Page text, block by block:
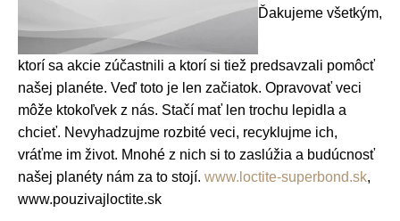
Ďakujeme všetkým,
ktorí sa akcie zúčastnili a ktorí si tiež predsavzali pomôcť
našej planéte. Veď toto je len začiatok. Opravovať veci
môže ktokoľvek z nás. Stačí mať len trochu lepidla a
chcieť. Nevyhadzujme rozbité veci, recyklujme ich,
vráťme im život. Mnohé z nich si to zaslúžia a budúcnosť
našej planéty nám za to stojí. www.loctite-superbond.sk,
www.pouzivajloctite.sk